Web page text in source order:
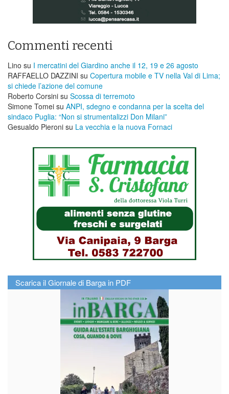
Commenti recenti
Lino su I mercatini del Giardino anche il 12, 19 e 26 agosto
RAFFAELLO DAZZINI su ​Copertura mobile e TV nella Val di Lima;
si chiede l’azione del comune
Roberto Corsini su Scossa di terremoto
Simone Tomei su ANPI, sdegno e condanna per la scelta del
sindaco Puglia: “Non si strumentalizzi Don Milani”
Gesualdo Pieroni su La vecchia e la nuova Fornaci
Scarica il Giornale di Barga in PDF